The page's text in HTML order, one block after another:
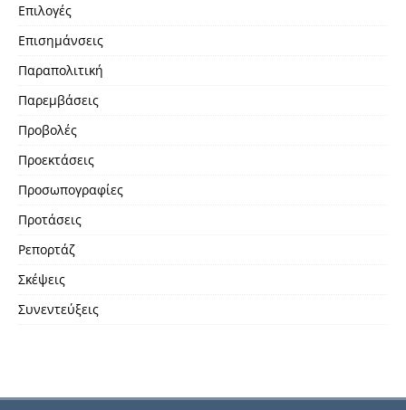
Επιλογές
Επισημάνσεις
Παραπολιτική
Παρεμβάσεις
Προβολές
Προεκτάσεις
Προσωπογραφίες
Προτάσεις
Ρεπορτάζ
Σκέψεις
Συνεντεύξεις